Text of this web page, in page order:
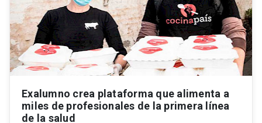
Exalumno crea plataforma que alimenta a
miles de profesionales de la primera línea
de la salud